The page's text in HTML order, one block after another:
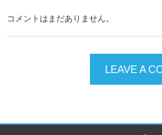
コメントはまだありません。
LEAVE A